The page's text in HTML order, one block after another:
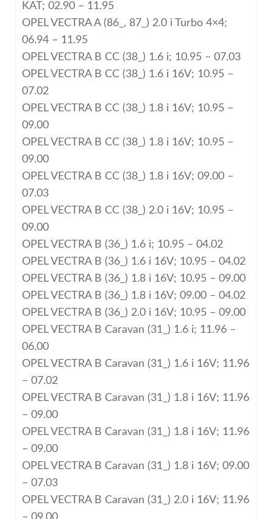
KAT; 02.90 – 11.95
OPEL VECTRA A (86_, 87_) 2.0 i Turbo 4×4;
06.94 – 11.95
OPEL VECTRA B CC (38_) 1.6 i; 10.95 – 07.03
OPEL VECTRA B CC (38_) 1.6 i 16V; 10.95 –
07.02
OPEL VECTRA B CC (38_) 1.8 i 16V; 10.95 –
09.00
OPEL VECTRA B CC (38_) 1.8 i 16V; 10.95 –
09.00
OPEL VECTRA B CC (38_) 1.8 i 16V; 09.00 –
07.03
OPEL VECTRA B CC (38_) 2.0 i 16V; 10.95 –
09.00
OPEL VECTRA B (36_) 1.6 i; 10.95 – 04.02
OPEL VECTRA B (36_) 1.6 i 16V; 10.95 – 04.02
OPEL VECTRA B (36_) 1.8 i 16V; 10.95 – 09.00
OPEL VECTRA B (36_) 1.8 i 16V; 09.00 – 04.02
OPEL VECTRA B (36_) 2.0 i 16V; 10.95 – 09.00
OPEL VECTRA B Caravan (31_) 1.6 i; 11.96 –
06.00
OPEL VECTRA B Caravan (31_) 1.6 i 16V; 11.96
– 07.02
OPEL VECTRA B Caravan (31_) 1.8 i 16V; 11.96
– 09.00
OPEL VECTRA B Caravan (31_) 1.8 i 16V; 11.96
– 09.00
OPEL VECTRA B Caravan (31_) 1.8 i 16V; 09.00
– 07.03
OPEL VECTRA B Caravan (31_) 2.0 i 16V; 11.96
– 09.00